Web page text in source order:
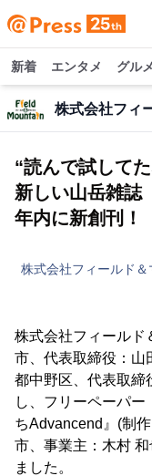
新着 エンタメ グルメ
株式会社フィ
“読んで試して
新しい山岳雑誌
年内に新創刊！
株式会社フィールド＆
株式会社フィールド
市、代表取締役：山
都中野区、代表取締
し、フリーペーパ
ちAdvancend』(制
市、事業主：木村
ました。